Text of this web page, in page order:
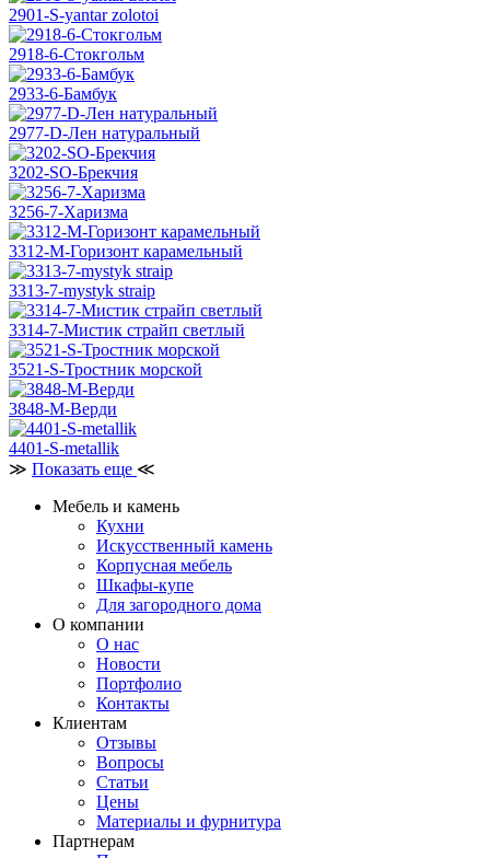
2901-S-yantar zolotoi
2918-6-Стокгольм
2933-6-Бамбук
2977-D-Лен натуральный
3202-SO-Брекчия
3256-7-Харизма
3312-М-Горизонт карамельный
3313-7-mystyk straip
3314-7-Мистик страйп светлый
3521-S-Тростник морской
3848-M-Верди
4401-S-metallik
≫ Показать еще ≪
Мебель и камень
Кухни
Искусственный камень
Корпусная мебель
Шкафы-купе
Для загородного дома
О компании
О нас
Новости
Портфолио
Контакты
Клиентам
Отзывы
Вопросы
Статьи
Цены
Материалы и фурнитура
Партнерам